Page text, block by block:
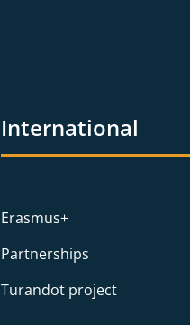
International
Erasmus+
Partnerships
Turandot project